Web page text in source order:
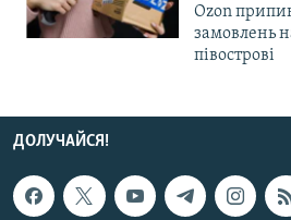
Ozon
замовлень
півострові
ДОЛУЧАЙСЯ!